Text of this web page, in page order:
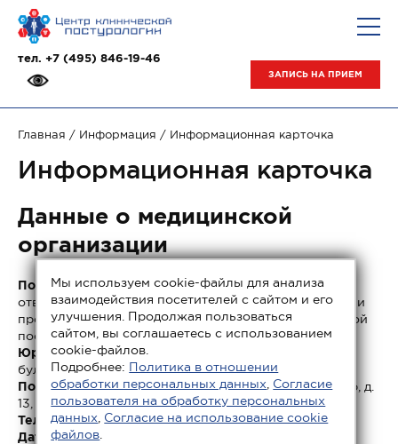
тел. +7 (495) 846-19-46
ЗАПИСЬ НА ПРИЕМ
Главная / Информация / Информационная карточка
Информационная карточка
Данные о медицинской
организации
Полное наименование:Общество с ограниченной
ответственностью «Центр клинической постурологии
профессора Бугровецкой» (ООО «Центр клинической
постурологии»).
Юридический адрес:
бульвар, д. 13, стр. 1.
Почтовый адрес:123104, г. Москва, Тверской бульвар, д.
13, стр. 1, а/я 52.
Телефон (факс):+7 (495) 268-15-00.
Дата государственной регистрации:
Мы используем cookie-файлы для анализа
взаимодействия посетителей с сайтом и его
улучшения. Продолжая пользоваться
сайтом, вы соглашаетесь с использованием
cookie-файлов.
Подробнее: Политика в отношении
обработки персональных данных Согласие
пользователя на обработку персональных
данных Согласие на использование cookie
файлов